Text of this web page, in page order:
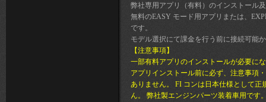
弊社専用アプリ（有料）のインストール
無料のEASY モード用アプリまたは、
です。
モデル選択にて課金を行う前に接続可能
【注意事項】
一部有料アプリのインストールが必要に
アプリインストール前に必ず、注意事項
ありません。 FI コンは日本仕様として
ん。 弊社製エンジンパーツ装着車用です